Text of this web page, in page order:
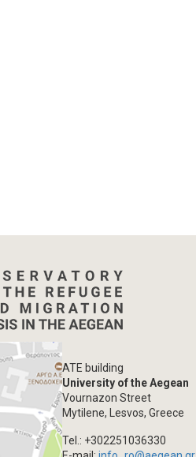
ATE building
University of the Aegean
Vournazon Street
Mytilene, Lesvos, Greece
Tel.: +302251036330